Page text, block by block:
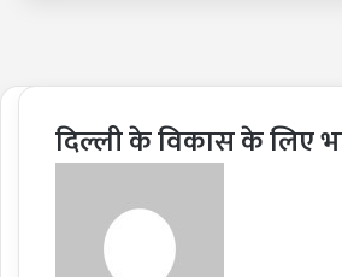
दिल्ली के विकास के लिए